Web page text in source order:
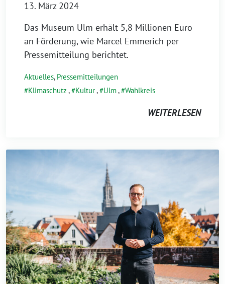
13. März 2024
Das Museum Ulm erhält 5,8 Millionen Euro
an Förderung, wie Marcel Emmerich per
Pressemitteilung berichtet.
Aktuelles, Pressemitteilungen
Klimaschutz , Kultur, Ulm, Wahlkreis
WEITERLESEN